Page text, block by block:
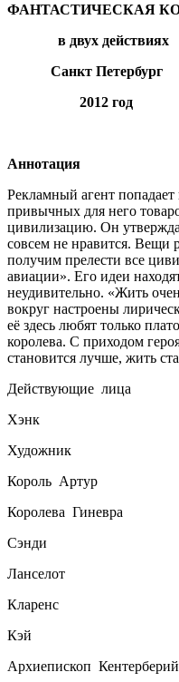
ФАНТАСТИЧЕСКАЯ
в двух действиях
Санкт Петербург
2012 год
Аннотация
Рекламный агент
привычных для него
цивилизацию. Он
совсем не нравится. Вещи
получим прелести все
авиации». Его идеи
неудивительно. «Жить
вокруг настроены
её здесь любят только
королева. С приходом
становится лучше, жить
Действующие лица
Хэнк
Художник
Король Артур
Королева Гиневра
Сэнди
Ланселот
Кларенс
Кэй
Архиепископ